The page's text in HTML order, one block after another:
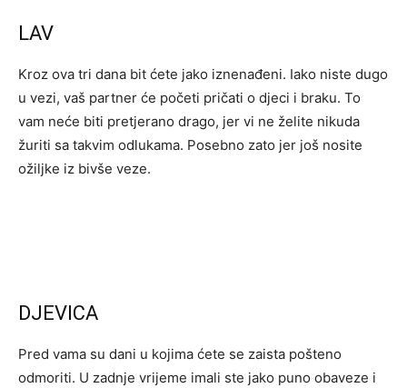
LAV
Kroz ova tri dana bit ćete jako iznenađeni. Iako niste dugo
u vezi, vaš partner će početi pričati o djeci i braku. To
vam neće biti pretjerano drago, jer vi ne želite nikuda
žuriti sa takvim odlukama. Posebno zato jer još nosite
ožiljke iz bivše veze.
DJEVICA
Pred vama su dani u kojima ćete se zaista pošteno
odmoriti. U zadnje vrijeme imali ste jako puno obaveze i